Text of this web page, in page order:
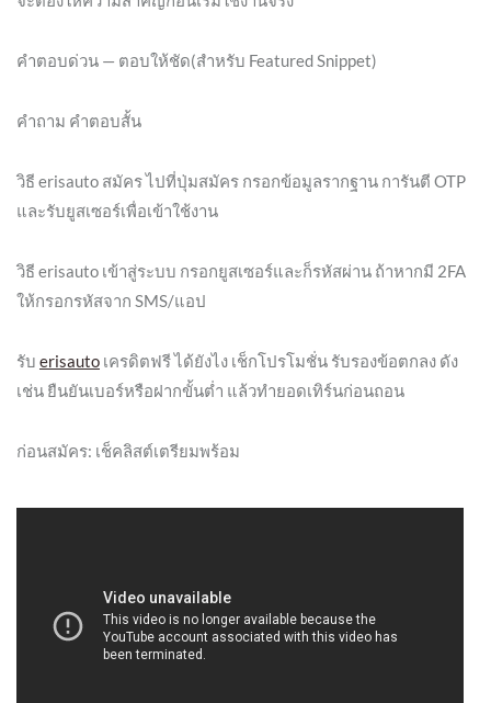
คำตอบด่วน — ตอบให้ชัด(สำหรับ Featured Snippet)
คำถาม คำตอบสั้น
วิธี erisauto สมัคร ไปที่ปุ่มสมัคร กรอกข้อมูลรากฐาน การันตี OTP
และรับยูสเซอร์เพื่อเข้าใช้งาน
วิธี erisauto เข้าสู่ระบบ กรอกยูสเซอร์และก็รหัสผ่าน ถ้าหากมี 2FA
ให้กรอกรหัสจาก SMS/แอป
รับ erisauto เครดิตฟรี ได้ยังไง เช็กโปรโมชั่น รับรองข้อตกลง ดัง
เช่น ยืนยันเบอร์หรือฝากขั้นต่ำ แล้วทำยอดเทิร์นก่อนถอน
ก่อนสมัคร: เช็คลิสต์เตรียมพร้อม